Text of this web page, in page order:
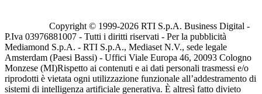
Copyright © 1999-2026 RTI S.p.A. Business Digital -
P.Iva 03976881007 - Tutti i diritti riservati - Per la pubblicità
Mediamond S.p.A. - RTI S.p.A., Mediaset N.V., sede legale
Amsterdam (Paesi Bassi) - Uffici Viale Europa 46, 20093 Cologno
Monzese (MI)Rispetto ai contenuti e ai dati personali trasmessi e/o
riprodotti è vietata ogni utilizzazione funzionale all’addestramento di
sistemi di intelligenza artificiale generativa. È altresì fatto divieto